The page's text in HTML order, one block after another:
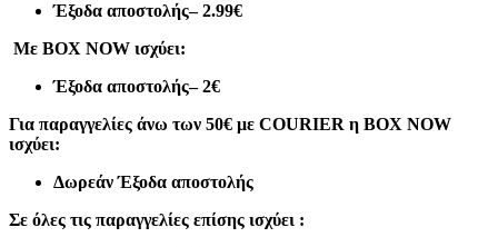
Έξοδα αποστολής– 2.99€
Με BOX NOW ισχύει:
Έξοδα αποστολής– 2€
Για παραγγελίες άνω των 50€ με COURIER η BOX NOW
ισχύει:
Δωρεάν Έξοδα αποστολής
Σε όλες τις παραγγελίες επίσης ισχύει :